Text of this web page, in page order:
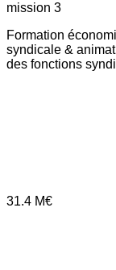
mission 3
Formation
syndicale &
des fonctions
31.4 M€